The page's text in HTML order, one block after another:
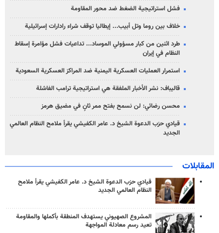
فشل استراتيجية الضغط ضد محور المقاومة
خلاف بين روما وتل أبيب... إيطاليا توقف شراء رادارات إسرائيلية
طرد اثنين من كبار مسؤولي الموساد... تداعيات فشل مؤامرة إسقاط
النظام في إيران
استمرار العمليات العسكرية اليمنية ضد المراكز العسكرية السعودية
قاليباف: نشر الأخبار الملفقة هي استراتيجية ترامب الفاشلة
محسن رضائي: لن نسمح بفتح ممر ثانٍ في مضيق هرمز
قيادي حزب الدعوة الشيخ د. عامر الكفيشي يقرأ ملامح النظام العالمي
الجديد
المقابلات
قيادي حزب الدعوة الشيخ د. عامر الكفيشي يقرأ ملامح
النظام العالمي الجديد
المشروع الصهيوني يستهدف المنطقة بأكملها والمقاومة
تعيد رسم معادلة المواجهة